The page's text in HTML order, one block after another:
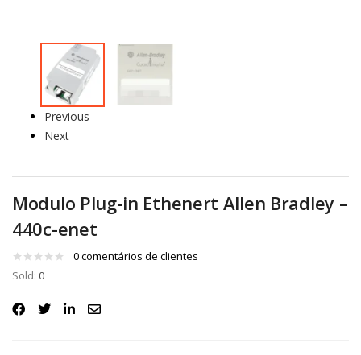
Previous
Next
Modulo Plug-in Ethenert Allen Bradley –
440c-enet
0comentários de clientes
Sold: 0